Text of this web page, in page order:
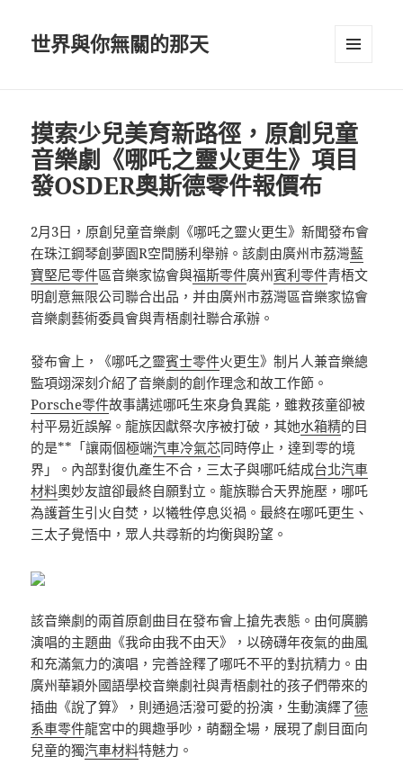
世界與你無關的那天
摸索少兒美育新路徑，原創兒童
音樂劇《哪吒之靈火更生》項目
發OSDER奧斯德零件報價布
2月3日，原創兒童音樂劇《哪吒之靈火更生》新聞發布會
在珠江鋼琴創夢園R空間勝利舉辦。該劇由廣州市荔灣藍
寶堅尼零件區音樂家協會與福斯零件廣州賓利零件青梧文
明創意無限公司聯合出品，并由廣州市荔灣區音樂家協會
音樂劇藝術委員會與青梧劇社聯合承辦。
發布會上，《哪吒之靈賓士零件火更生》制片人兼音樂總
監項翊深刻介紹了音樂劇的創作理念和故工作節。
Porsche零件故事講述哪吒生來身負異能，雖救孩童卻被
村平易近誤解。龍族因獻祭次序被打破，其她水箱精的目
的是**「讓兩個極端汽車冷氣芯同時停止，達到零的境
界」。內部對復仇產生不合，三太子與哪吒結成台北汽車
材料奧妙友誼卻最終自願對立。龍族聯合天界施壓，哪吒
為護蒼生引火自焚，以犧牲停息災禍。最終在哪吒更生、
三太子覺悟中，眾人共尋新的均衡與盼望。
該音樂劇的兩首原創曲目在發布會上搶先表態。由何廣鵬
演唱的主題曲《我命由我不由天》，以磅礴年夜氣的曲風
和充滿氣力的演唱，完善詮釋了哪吒不平的對抗精力。由
廣州華穎外國語學校音樂劇社與青梧劇社的孩子們帶來的
插曲《說了算》，則通過活潑可愛的扮演，生動演繹了德
系車零件龍宮中的興趣爭吵，萌翻全場，展現了劇目面向
兒童的獨汽車材料特魅力。